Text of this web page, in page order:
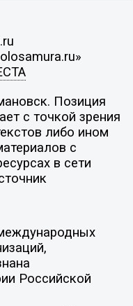
Позиция
с точкой зрения
либо ином
с
в сети
Российской